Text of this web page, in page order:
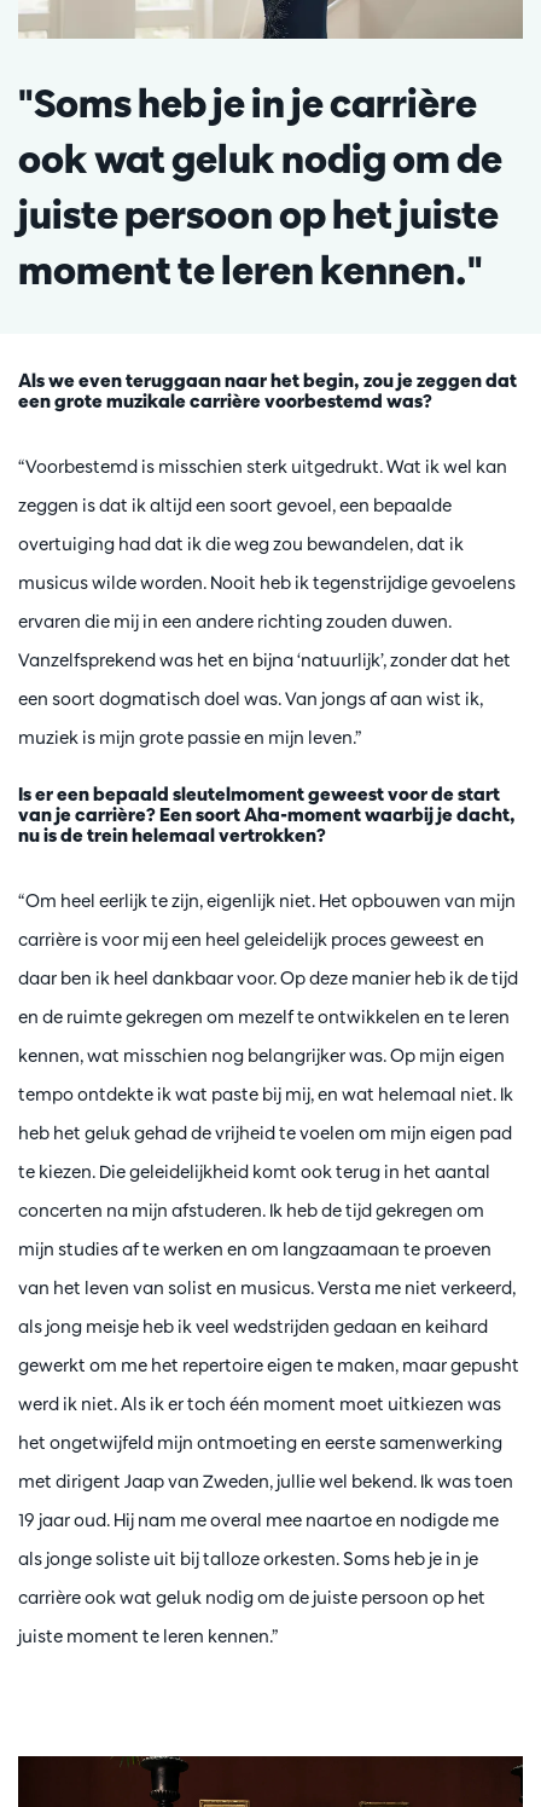
"Soms heb je in je carrière
ook wat geluk nodig om de
juiste persoon op het juiste
moment te leren kennen."
Als we even teruggaan naar het begin, zou je zeggen dat
een grote muzikale carrière voorbestemd was?
“Voorbestemd is misschien sterk uitgedrukt. Wat ik wel kan
zeggen is dat ik altijd een soort gevoel, een bepaalde
overtuiging had dat ik die weg zou bewandelen, dat ik
musicus wilde worden. Nooit heb ik tegenstrijdige gevoelens
ervaren die mij in een andere richting zouden duwen.
Vanzelfsprekend was het en bijna ‘natuurlijk’, zonder dat het
een soort dogmatisch doel was. Van jongs af aan wist ik,
muziek is mijn grote passie en mijn leven.”
Is er een bepaald sleutelmoment geweest voor de start
van je carrière? Een soort Aha-moment waarbij je dacht,
nu is de trein helemaal vertrokken?
“Om heel eerlijk te zijn, eigenlijk niet. Het opbouwen van mijn
carrière is voor mij een heel geleidelijk proces geweest en
daar ben ik heel dankbaar voor. Op deze manier heb ik de tijd
en de ruimte gekregen om mezelf te ontwikkelen en te leren
kennen, wat misschien nog belangrijker was. Op mijn eigen
tempo ontdekte ik wat paste bij mij, en wat helemaal niet. Ik
heb het geluk gehad de vrijheid te voelen om mijn eigen pad
te kiezen. Die geleidelijkheid komt ook terug in het aantal
concerten na mijn afstuderen. Ik heb de tijd gekregen om
mijn studies af te werken en om langzaamaan te proeven
van het leven van solist en musicus. Versta me niet verkeerd,
als jong meisje heb ik veel wedstrijden gedaan en keihard
gewerkt om me het repertoire eigen te maken, maar gepusht
werd ik niet. Als ik er toch één moment moet uitkiezen was
het ongetwijfeld mijn ontmoeting en eerste samenwerking
met dirigent Jaap van Zweden, jullie wel bekend. Ik was toen
19 jaar oud. Hij nam me overal mee naartoe en nodigde me
als jonge soliste uit bij talloze orkesten. Soms heb je in je
carrière ook wat geluk nodig om de juiste persoon op het
juiste moment te leren kennen.”